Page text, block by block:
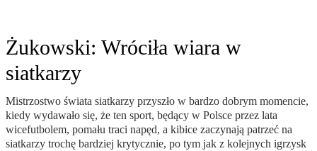
Żukowski: Wróciła wiara w
siatkarzy
Mistrzostwo świata siatkarzy przyszło w bardzo dobrym momencie,
kiedy wydawało się, że ten sport, będący w Polsce przez lata
wicefutbolem, pomału traci napęd, a kibice zaczynają patrzeć na
siatkarzy trochę bardziej krytycznie, po tym jak z kolejnych igrzysk